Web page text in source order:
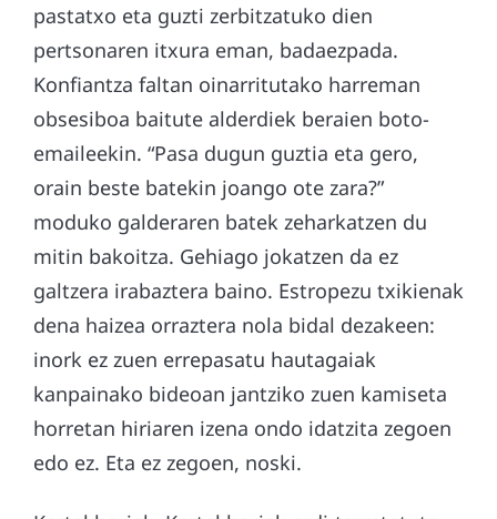
pastatxo eta guzti zerbitzatuko dien
pertsonaren itxura eman, badaezpada.
Konfiantza faltan oinarritutako harreman
obsesiboa baitute alderdiek beraien boto-
emaileekin. “Pasa dugun guztia eta gero,
orain beste batekin joango ote zara?”
moduko galderaren batek zeharkatzen du
mitin bakoitza. Gehiago jokatzen da ez
galtzera irabaztera baino. Estropezu txikienak
dena haizea orraztera nola bidal dezakeen:
inork ez zuen errepasatu hautagaiak
kanpainako bideoan jantziko zuen kamiseta
horretan hiriaren izena ondo idatzita zegoen
edo ez. Eta ez zegoen, noski.